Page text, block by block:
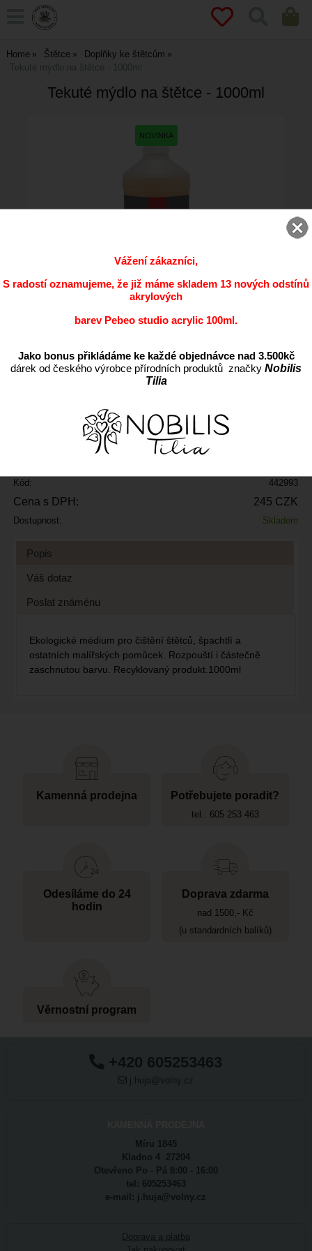
Home Štětce
Doplňky ke štětcům
Tekuté mýdlo na štětce - 1000ml
Tekuté mýdlo na štětce - 1000ml
ks
Kód: 442993
Cena s DPH: 245 CZK
Dostupnost: Skladem
Popis
Váš dotaz
Poslat známénu
Ekologické médium pro čištění štětců, špachtlí a
ostatních malířských pomůcek. Rozpouští i částečně
zaschnutou barvu. Recyklovaný produkt.1000ml
Kamenná prodejna Potřebujete poradit?
tel.: 605 253 463
Odesíláme do 24
hodin
Doprava zdarma
nad 1500,- Kč
(u standardních balíků)
Věrnostní program
+420 605253463
j.huja@volny.cz
Míru 1845
Kladno 4 27204
Otevřeno Po - Pá 8:00 - 16:00
tel: 605253463
e-mail: j.huja@volny.cz
Doprava a platba
Vážení zákazníci,
S radostí oznamujeme, že již máme skladem 13 nových odstínů
akrylových
barev Pebeo studio acrylic 100ml.
Jako bonus přikládáme ke každé objednávce nad 3.500kč
dárek od českého výrobce přírodních produktů značky Nobilis
Tilia